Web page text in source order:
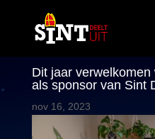
Dit jaar
als sponsor van Sint
nov 16, 2023